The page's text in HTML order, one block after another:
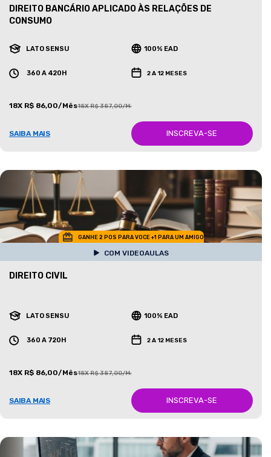
DIREITO BANCÁRIO APLICADO ÀS RELAÇÕES DE
CONSUMO
LATO SENSU 100% EAD
360 A 420H 2 A 12 MESES
18X R$ 86,00/Mês18X R$ 387,00/Mês
SAIBA MAIS INSCREVA-SE
GANHE 2 POS PARA VOCE +1 PARA UM AMIGO
COM VIDEOAULAS
DIREITO CIVIL
LATO SENSU 100% EAD
360 A 720H 2 A 12 MESES
18X R$ 86,00/Mês18X R$ 387,00/Mês
SAIBA MAIS INSCREVA-SE